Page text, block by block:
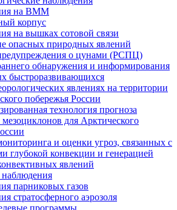
на ВММ
корпус
на вышках сотовой связи
опасных природных явлений
о цунами (РСПЦ)
обнаружения и информирования
быстроразвивающихся
явлениях на территории
побережья России
технология прогноза
для Арктического
и оценки угроз, связанных с
глубокой конвекции и генерацией
явлений
парниковых газов
стратосферного аэрозоля
программы